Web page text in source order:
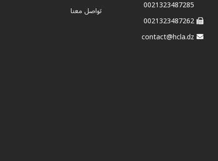
0021323487285
0021323487262
contact@hcla.dz
تواصل معنا